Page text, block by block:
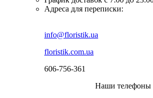
Адреса для переписки:
info@floristik.ua
floristik.com.ua
606-756-361
Наши телефоны